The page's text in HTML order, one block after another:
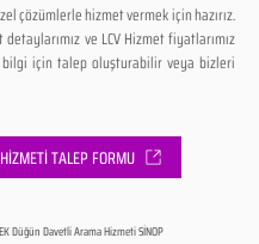
çözümlerle hizmet vermek için hazırız.
detaylarımız ve LCV Hizmet fiyatlarımız
bilgi için talep oluşturabilir veya bizleri
TALEP FORMU
Düğün Davetli Arama Hizmeti SİNOP